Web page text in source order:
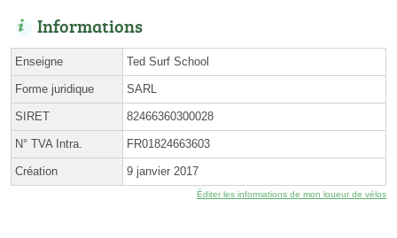
Informations
Enseigne Ted Surf School
Forme juridique SARL
SIRET 82466360300028
N° TVA Intra. FR01824663603
Création 9 janvier 2017
Éditer les informations de mon loueur de vélos